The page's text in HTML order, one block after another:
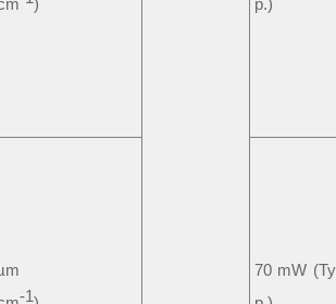
)
p.)
-1
70 mW (Ty